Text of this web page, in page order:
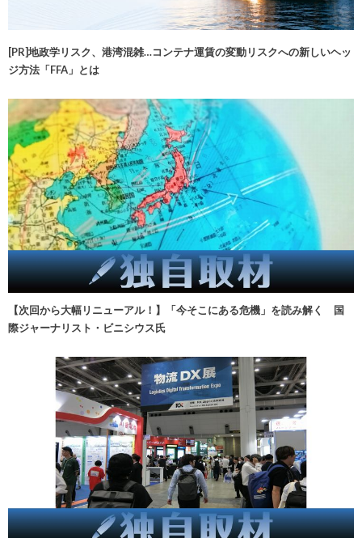
[PR]地政学リスク、港湾混雑…コンテナ運賃の変動リスクへの新しいヘッ
ジ方法「FFA」とは
【次回から大幅リニューアル！】「今そこにある危機」を読み解く 国
際ジャーナリスト・ビニシウス氏